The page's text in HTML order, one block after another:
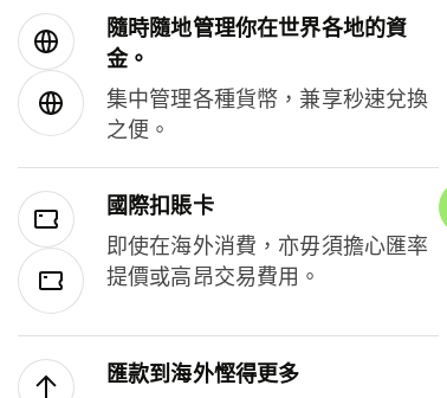
隨時隨地管理你在世界各地的資
金。
集中管理各種貨幣，兼享秒速兌換
之便。
國際扣賬卡
即使在海外消費，亦毋須擔心匯率
提價或高昂交易費用。
匯款到海外慳得更多